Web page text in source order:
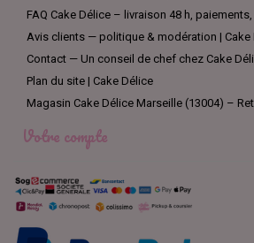
FAQ Cake Délice – livraison 48 h,
Avis clients — politique & modération | Cake
Contact — Un conseil de chef chez Cake
Plan du site | Cake Délice
Magasin Cake Délice Marseille (13004) –
Votre compte